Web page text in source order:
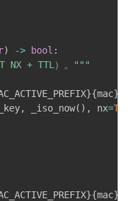
) -> bool :
NX + TTL）。"""
}{mac}
, _iso_now( ) , nx=
}{mac}